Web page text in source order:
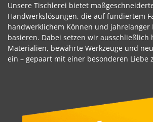
Unsere Tischlerei bietet
Handwerkslösungen, die auf fundiertem
handwerklichem Können und jahrelanger
basieren. Dabei setzen wir ausschließlich
Materialien, bewährte Werkzeuge und
ein – gepaart mit einer besonderen Liebe